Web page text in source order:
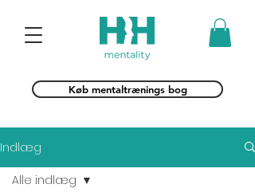
Køb mentaltrænings bog
Indlæg
Alle indlæg